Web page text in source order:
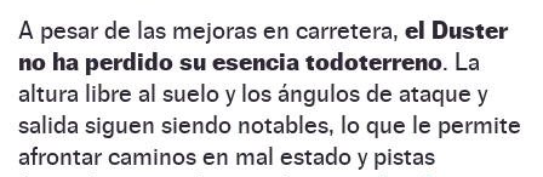
A pesar de las mejoras en carretera, el Duster
no ha perdido su esencia todoterreno. La
altura libre al suelo y los ángulos de ataque y
salida siguen siendo notables, lo que le permite
afrontar caminos en mal estado y pistas